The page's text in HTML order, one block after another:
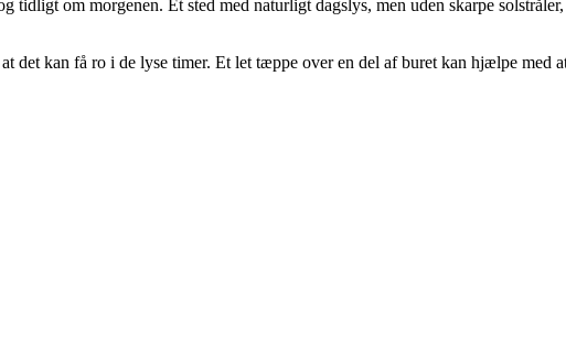
om morgenen. Et sted med naturligt dagslys, men uden skarpe
det kan få ro i de lyse timer. Et let tæppe over en del af buret kan hjælpe med